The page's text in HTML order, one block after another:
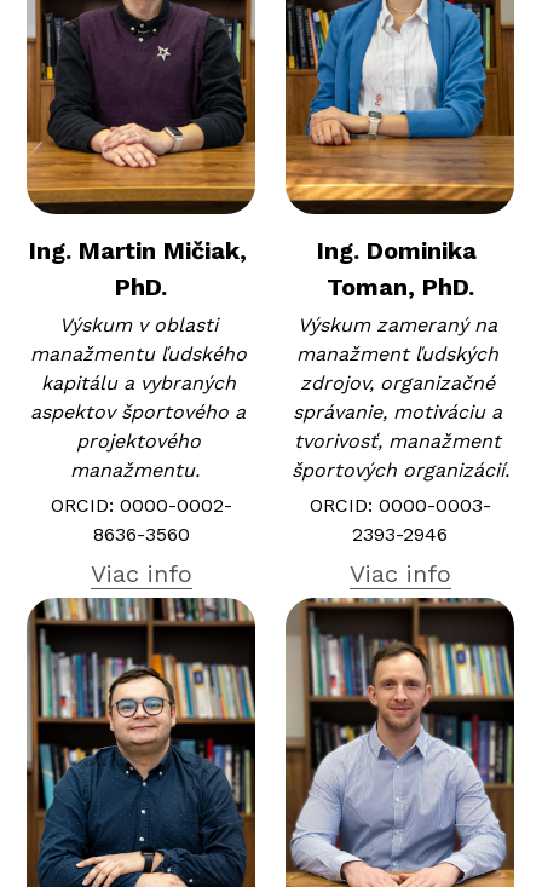
Ing. Martin Mičiak,
PhD.
Výskum v oblasti
manažmentu ľudského
kapitálu a vybraných
aspektov športového a
projektového
manažmentu.
ORCID: 0000-0002-
8636-3560
Viac info
Ing. Dominika
Toman, PhD.
Výskum zameraný na
manažment ľudských
zdrojov, organizačné
správanie, motiváciu a
tvorivosť, manažment
športových organizácií.
ORCID: 0000-0003-
2393-2946
Viac info